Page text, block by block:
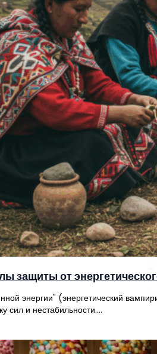
защиты от
энергии" (энергетический
сил и нестабильности.…